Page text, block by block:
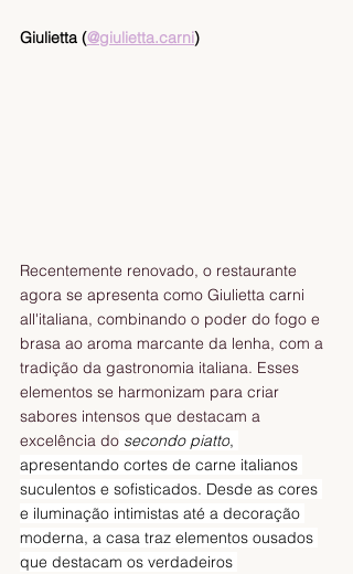
Giulietta (@giulietta.carni)
Recentemente renovado, o restaurante
agora se apresenta como Giulietta carni
all'italiana, combinando o poder do fogo e
brasa ao aroma marcante da lenha, com a
tradição da gastronomia italiana. Esses
elementos se harmonizam para criar
sabores intensos que destacam a
excelência do secondo piatto,
apresentando cortes de carne italianos
suculentos e sofisticados. Desde as cores
e iluminação intimistas até a decoração
moderna, a casa traz elementos ousados
que destacam os verdadeiros